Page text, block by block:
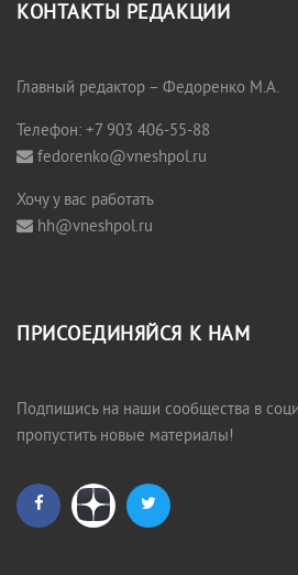
КОНТАКТЫ РЕДАКЦИИ
Главный редактор – Федоренко М.А.
Телефон: +7 903 406-55-88
fedorenko@vneshpol.ru
Хочу у вас работать
hh@vneshpol.ru
ПРИСОЕДИНЯЙСЯ К НАМ
Подпишись на наши сообщества в
пропустить новые материалы!